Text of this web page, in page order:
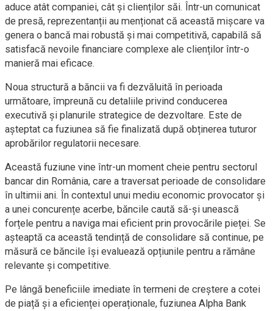
aduce atât companiei, cât și clienților săi. Într-un comunicat
de presă, reprezentanții au menționat că această mișcare va
genera o bancă mai robustă și mai competitivă, capabilă să
satisfacă nevoile financiare complexe ale clienților într-o
manieră mai eficace.
Noua structură a băncii va fi dezvăluită în perioada
următoare, împreună cu detaliile privind conducerea
executivă și planurile strategice de dezvoltare. Este de
așteptat ca fuziunea să fie finalizată după obținerea tuturor
aprobărilor regulatorii necesare.
Această fuziune vine într-un moment cheie pentru sectorul
bancar din România, care a traversat perioade de consolidare
în ultimii ani. În contextul unui mediu economic provocator și
a unei concurențe acerbe, băncile caută să-și unească
forțele pentru a naviga mai eficient prin provocările pieței. Se
așteaptă ca această tendință de consolidare să continue, pe
măsură ce băncile își evaluează opțiunile pentru a rămâne
relevante și competitive.
Pe lângă beneficiile imediate în termeni de creștere a cotei
de piață și a eficienței operaționale, fuziunea Alpha Bank